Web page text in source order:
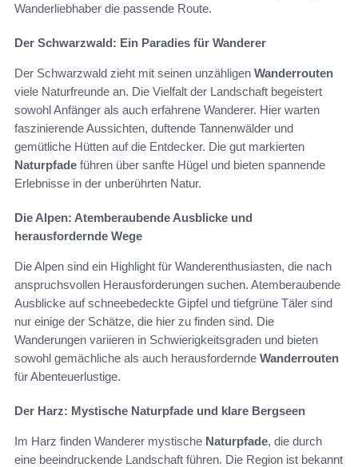
Wanderliebhaber die passende Route.
Der Schwarzwald: Ein Paradies für Wanderer
Der Schwarzwald zieht mit seinen unzähligen Wanderrouten
viele Naturfreunde an. Die Vielfalt der Landschaft begeistert
sowohl Anfänger als auch erfahrene Wanderer. Hier warten
faszinierende Aussichten, duftende Tannenwälder und
gemütliche Hütten auf die Entdecker. Die gut markierten
Naturpfade führen über sanfte Hügel und bieten spannende
Erlebnisse in der unberührten Natur.
Die Alpen: Atemberaubende Ausblicke und
herausfordernde Wege
Die Alpen sind ein Highlight für Wanderenthusiasten, die nach
anspruchsvollen Herausforderungen suchen. Atemberaubende
Ausblicke auf schneebedeckte Gipfel und tiefgrüne Täler sind
nur einige der Schätze, die hier zu finden sind. Die
Wanderungen variieren in Schwierigkeitsgraden und bieten
sowohl gemächliche als auch herausfordernde Wanderrouten
für Abenteuerlustige.
Der Harz: Mystische Naturpfade und klare Bergseen
Im Harz finden Wanderer mystische Naturpfade, die durch
eine beeindruckende Landschaft führen. Die Region ist bekannt